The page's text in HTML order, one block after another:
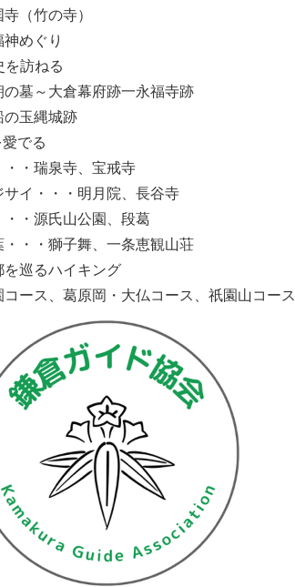
寺（竹の寺）
神めぐり
を訪ねる
の墓～大倉幕府跡一永福寺跡
の玉縄城跡
でる
・・瑞泉寺、宝戒寺
サイ・・・明月院、長谷寺
・・源氏山公園、段葛
・・・獅子舞、一条恵観山荘
を巡るハイキング
コース、葛原岡・大仏コース、祇園山コース